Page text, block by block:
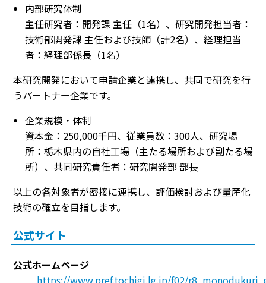
内部研究体制
主任研究者：開発課 主任（1名）、研究開発担当者：
技術部開発課 主任および技師（計2名）、経理担当
者：経理部係長（1名）
本研究開発において申請企業と連携し、共同で研究を行
うパートナー企業です。
企業規模・体制
資本金：250,000千円、従業員数：300人、研究場
所：栃木県内の自社工場（主たる場所および副たる場
所）、共同研究責任者：研究開発部 部長
以上の各対象者が密接に連携し、評価検討および量産化
技術の確立を目指します。
公式サイト
公式ホームページ
https://www.pref.tochigi.lg.jp/f02/